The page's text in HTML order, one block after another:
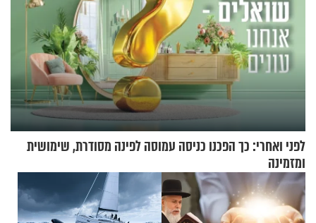
לפני ואחרי: כך הפכנו כניסה עמוסה לפינה מסודרת, שימושית
ומזמינה